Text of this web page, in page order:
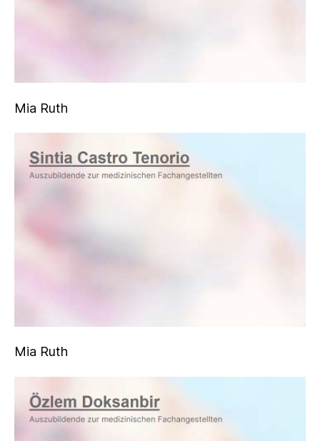
Mia Ruth
Betül Kutay
Mia Ruth
Betül Kutay